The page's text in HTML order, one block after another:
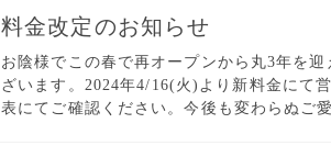
料金改定のお知らせ
お陰様でこの春で再オープンから丸3年を
ざいます。2024年4/16(火)より新料金にて
表にてご確認ください。今後も変わらぬご